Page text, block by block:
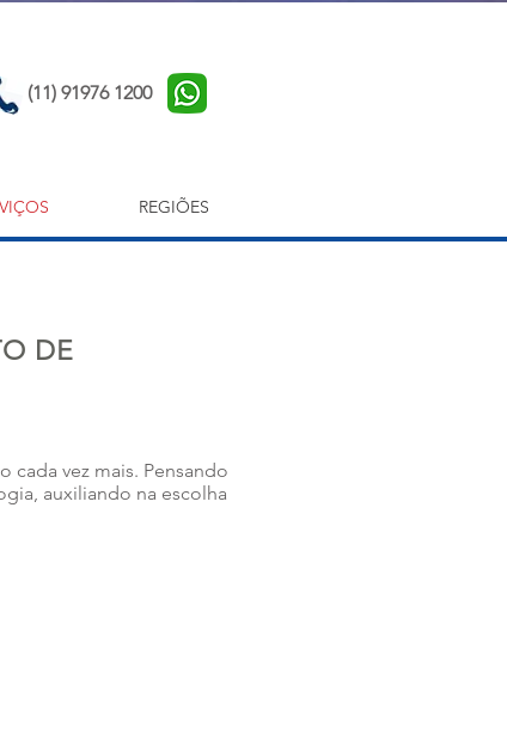
(11) 91976 1200
REGIÕES
DE
cada vez mais. Pensando
auxiliando na escolha